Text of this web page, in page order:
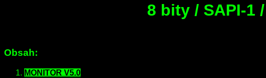
8 bity / SAPI-1
Obsah:
MONITOR V5.0